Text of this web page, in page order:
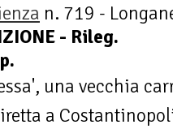
n. 719 -
- Rileg.
una vecchia
a